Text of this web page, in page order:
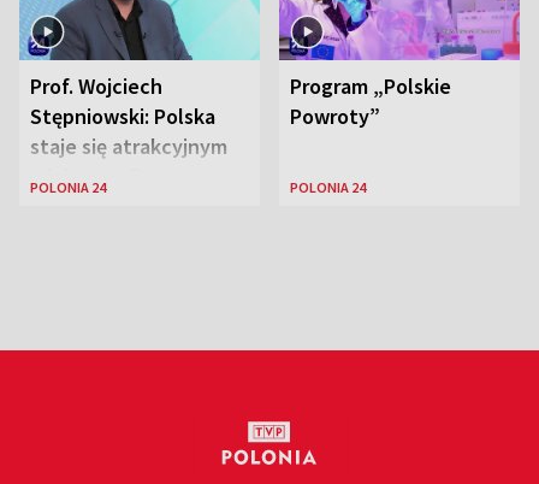
Prof. Wojciech
Stępniowski: Polska
staje się atrakcyjnym
miejscem dla
POLONIA 24
Program „Polskie
Powroty”
POLONIA 24